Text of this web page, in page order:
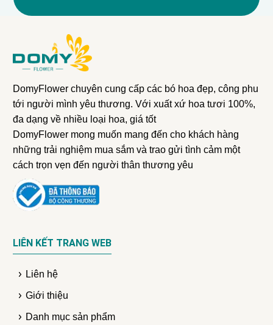
DomyFlower chuyên cung cấp các bó hoa đẹp, công phu
tới người mình yêu thương. Với xuất xứ hoa tươi 100%,
đa dạng về nhiều loại hoa, giá tốt
DomyFlower mong muốn mang đến cho khách hàng
những trải nghiệm mua sắm và trao gửi tình cảm một
cách trọn vẹn đến người thân thương yêu
LIÊN KẾT TRANG WEB
Liên hệ
Giới thiệu
Danh mục sản phẩm